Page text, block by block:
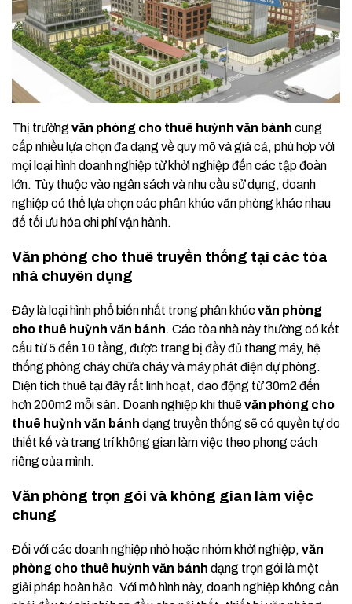
Thị trường văn phòng cho thuê huỳnh văn bánh cung
cấp nhiều lựa chọn đa dạng về quy mô và giá cả, phù hợp với
mọi loại hình doanh nghiệp từ khởi nghiệp đến các tập đoàn
lớn. Tùy thuộc vào ngân sách và nhu cầu sử dụng, doanh
nghiệp có thể lựa chọn các phân khúc văn phòng khác nhau
để tối ưu hóa chi phí vận hành.
Văn phòng cho thuê truyền thống tại các tòa
nhà chuyên dụng
Đây là loại hình phổ biến nhất trong phân khúc văn phòng
cho thuê huỳnh văn bánh. Các tòa nhà này thường có kết
cấu từ 5 đến 10 tầng, được trang bị đầy đủ thang máy, hệ
thống phòng cháy chữa cháy và máy phát điện dự phòng.
Diện tích thuê tại đây rất linh hoạt, dao động từ 30m2 đến
hơn 200m2 mỗi sàn. Doanh nghiệp khi thuêvăn phòng cho
thuê huỳnh văn bánh dạng truyền thống sẽ có quyền tự do
thiết kế và trang trí không gian làm việc theo phong cách
riêng của mình.
Văn phòng trọn gói và không gian làm việc
chung
Đối với các doanh nghiệp nhỏ hoặc nhóm khởi nghiệp, văn
phòng cho thuê huỳnh văn bánh dạng trọn gói là một
giải pháp hoàn hảo. Với mô hình này, doanh nghiệp không cần